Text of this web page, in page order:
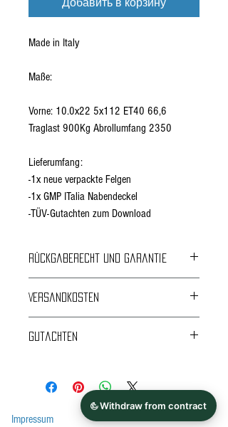
Добавить в корзину
Made in Italy
Maße:
Vorne: 10.0x22 5x112 ET40 66,6
Traglast 900Kg Abrollumfang 2350
Lieferumfang:
-1x neue verpackte Felgen
-1x GMP ITalia Nabendeckel
-TÜV-Gutachten zum Download
Rückgaberecht und Garantie
Rückgabe und Umtausch innerhalb von 14 Tagen
nur unmontiert und ungenutzt.
Versandkosten
Gutachten
*Bitte beachten Sie vor dem Kauf immer die
Auflagen im Gutachten!
Impressum